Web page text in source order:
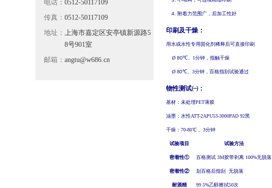
电话： 0512-50117109
传真： 0512-50117109
地址： 上海市嘉定区安亭镇新源路5
8号901室
邮箱： angtu@w686.cn
4. 附着力范围广，后加工性好
印刷及干燥：
用水或水性专用固化剂稀释后可直接印刷
Ø 80℃、 1分钟，指触干燥
Ø 80℃、 3分钟 ，百格指刮试验通过
物性测试㈠：
基材：未处理PET薄膜
油墨：水性ATT-2APU53-3000PAD 92黑
干燥： 70-80℃ 3分钟
试验项目 试验方法
密着性① 百格测试 3M胶带剥离 100%无脱落
密着性② 划百格后指刮 无脱落
耐酒精 99.5%乙醇擦拭50次